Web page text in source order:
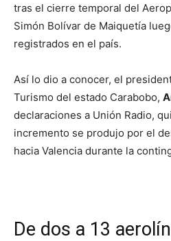
tras el cierre temporal del
Simón Bolívar de Maiquetía
registrados en el país.
Así lo dio a conocer, el
Turismo del estado Carabobo,
declaraciones a Unión Radio,
incremento se produjo por el
hacia Valencia durante la
De dos a 13